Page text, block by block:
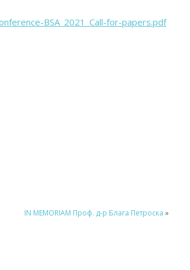
BSA_2021_Call-for-papers.pdf
IN MEMORIAM Проф. д-р Блага Петроска »